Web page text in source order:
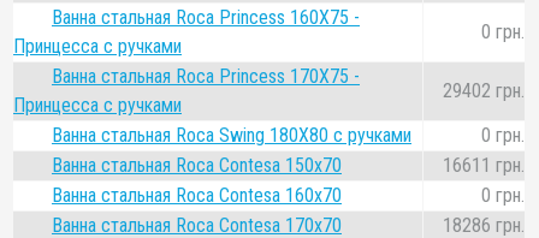
Ванна стальная Roca Princess 160Х75 -
Принцесса с ручками
0 грн.
Ванна стальная Roca Princess 170Х75 -
Принцесса с ручками
29402 грн.
Ванна стальная Roca Swing 180Х80 с ручками
0 грн.
Ванна стальная Roca Contesa 150x70
16611 грн.
Ванна стальная Roca Contesa 160x70
0 грн.
Ванна стальная Roca Contesa 170x70
18286 грн.